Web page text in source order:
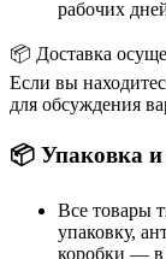
рабочих
📦 Доставка
Если вы
для обсуждения
📦 Упаковка и
Все товары
упаковку,
коробки — в